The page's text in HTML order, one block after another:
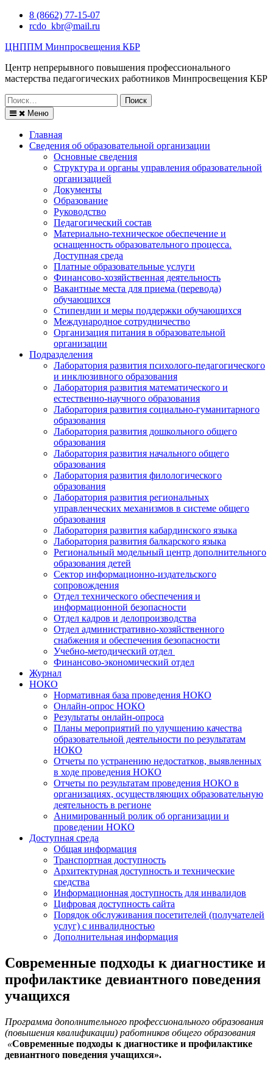
Перейти8 (8662) 77-15-07
rcdo_kbr@mail.ru
ЦНППМ Минпросвещения КБР
Центр непрерывного повышения профессионального
мастерства педагогических работников Минпросвещения КБР
Искать:
Меню
Главная
Сведения об образовательной организации
Основные сведения
Структура и органы управления образовательной
организацией
Документы
Образование
Руководство
Педагогический состав
Материально-техническое обеспечение и
оснащенность образовательного процесса.
Доступная среда
Платные образовательные услуги
Финансово-хозяйственная деятельность
Вакантные места для приема (перевода)
обучающихся
Стипендии и меры поддержки обучающихся
Международное сотрудничество
Организация питания в образовательной
организации
Подразделения
Лаборатория развития психолого-педагогического
и инклюзивного образования
Лаборатория развития математического и
естественно-научного образования
Лаборатория развития социально-гуманитарного
образования
Лаборатория развития дошкольного общего
образования
Лаборатория развития начального общего
образования
Лаборатория развития филологического
образования
Лаборатория развития региональных
управленческих механизмов в системе общего
образования
Лаборатория развития кабардинского языка
Лаборатория развития балкарского языка
Региональный модельный центр дополнительного
образования детей
Сектор информационно-издательского
сопровождения
Отдел технического обеспечения и
информационной безопасности
Отдел кадров и делопроизводства
Отдел административно-хозяйственного
снабжения и обеспечения безопасности
Учебно-методический отдел
Финансово-экономический отдел
Журнал
НОКО
Нормативная база проведения НОКО
Онлайн-опрос НОКО
Результаты онлайн-опроса
Планы мероприятий по улучшению качества
образовательной деятельности по результатам
НОКО
Отчеты по устранению недостатков, выявленных
в ходе проведения НОКО
Отчеты по результатам проведения НОКО в
организациях, осуществляющих образовательную
деятельность в регионе
Анимированный ролик об организации и
проведении НОКО
Доступная среда
Общая информация
Транспортная доступность
Архитектурная доступность и технические
средства
Информационная доступность для инвалидов
Цифровая доступность сайта
Порядок обслуживания посетителей (получателей
услуг) с инвалидностью
Дополнительная информация
Современные подходы к диагностике и
профилактике девиантного поведения
учащихся
Программа дополнительного профессионального образования
(повышения квалификации) работников общего образования
«Современные подходы к диагностике и профилактике
девиантного поведения учащихся».